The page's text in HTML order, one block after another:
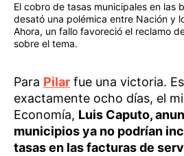
El cobro de tasas municipales en las
desató una polémica entre Nación y
Ahora, un fallo favoreció el reclamo
sobre el tema.
Para Pilar fue una victoria.
exactamente ocho días, el
Economía, Luis Caputo,
municipios ya no podrían
tasas en las facturas de